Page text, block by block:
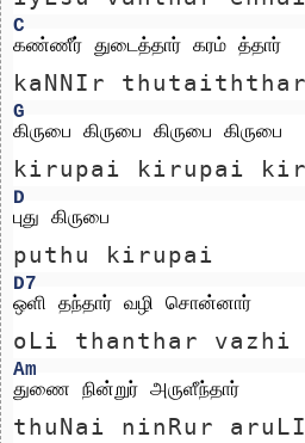
C
கண்ணீர் துடைத்தார் கரம் த்தார்
kaNNIr
G
கிருபை கிருபை கிருபை கிருபை
kirupai kirupai
D
புது கிருபை
puthu kirupai
D7
ஒளி தந்தார் வழி சொன்னார்
oLi thanthar vazhi
Am
துணை நின்றுர் அருளீந்தார்
thuNai ninRur